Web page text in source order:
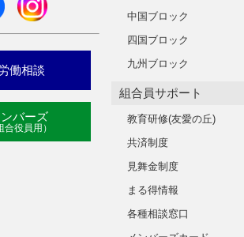
働相談
ンバーズ
合役員用）
中国ブロック
四国ブロック
九州ブロック
組合員サポート
教育研修(友愛の丘)
共済制度
見舞金制度
まる得情報
各種相談窓口